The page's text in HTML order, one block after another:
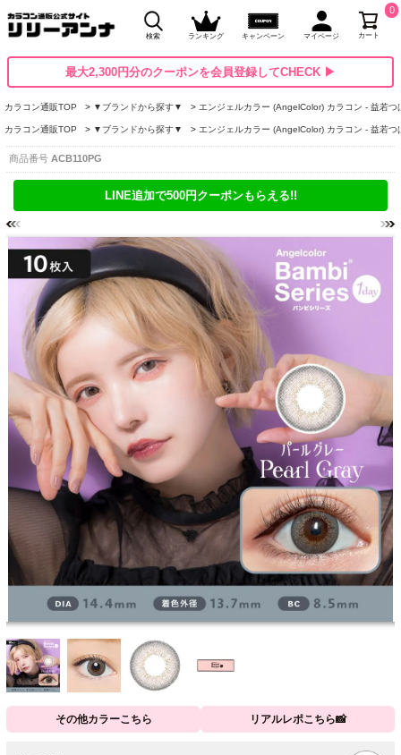
検索 ランキング キャンペーン マイページ カート
0
最大2,300円分のクーポンを会員登録してCHECK ▶
カラコン通販TOP ▼ブランドから探す▼ エンジェルカラー (AngelColor) カラコン - 益若つ
カラコン通販TOP ▼ブランドから探す▼ エンジェルカラー (AngelColor) カラコン - 益若つ
商品番号 ACB110PG
LINE追加で500円クーポンもらえる!!
その他カラーこちら リアルレポこちら📸